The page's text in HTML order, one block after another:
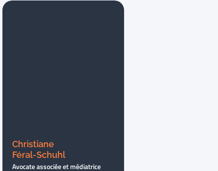
Christiane
Féral-Schuhl
Avocate associée et médiatrice